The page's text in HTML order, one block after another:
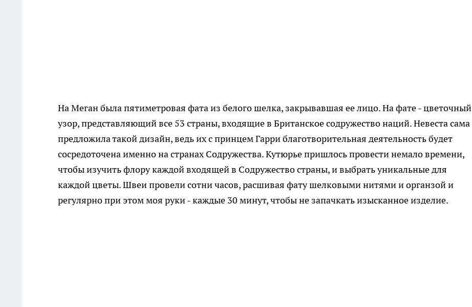
На Меган была пятиметровая фата из белого шелка, закрывавшая ее лицо. На фате - цветочный
узор, представляющий все 53 страны, входящие в Британское содружество наций. Невеста сама
предложила такой дизайн, ведь их с принцем Гарри благотворительная деятельность будет
сосредоточена именно на странах Содружества. Кутюрье пришлось провести немало времени,
чтобы изучить флору каждой входящей в Содружество страны, и выбрать уникальные для
каждой цветы. Швеи провели сотни часов, расшивая фату шелковыми нитями и органзой и
регулярно при этом моя руки - каждые 30 минут, чтобы не запачкать изысканное изделие.